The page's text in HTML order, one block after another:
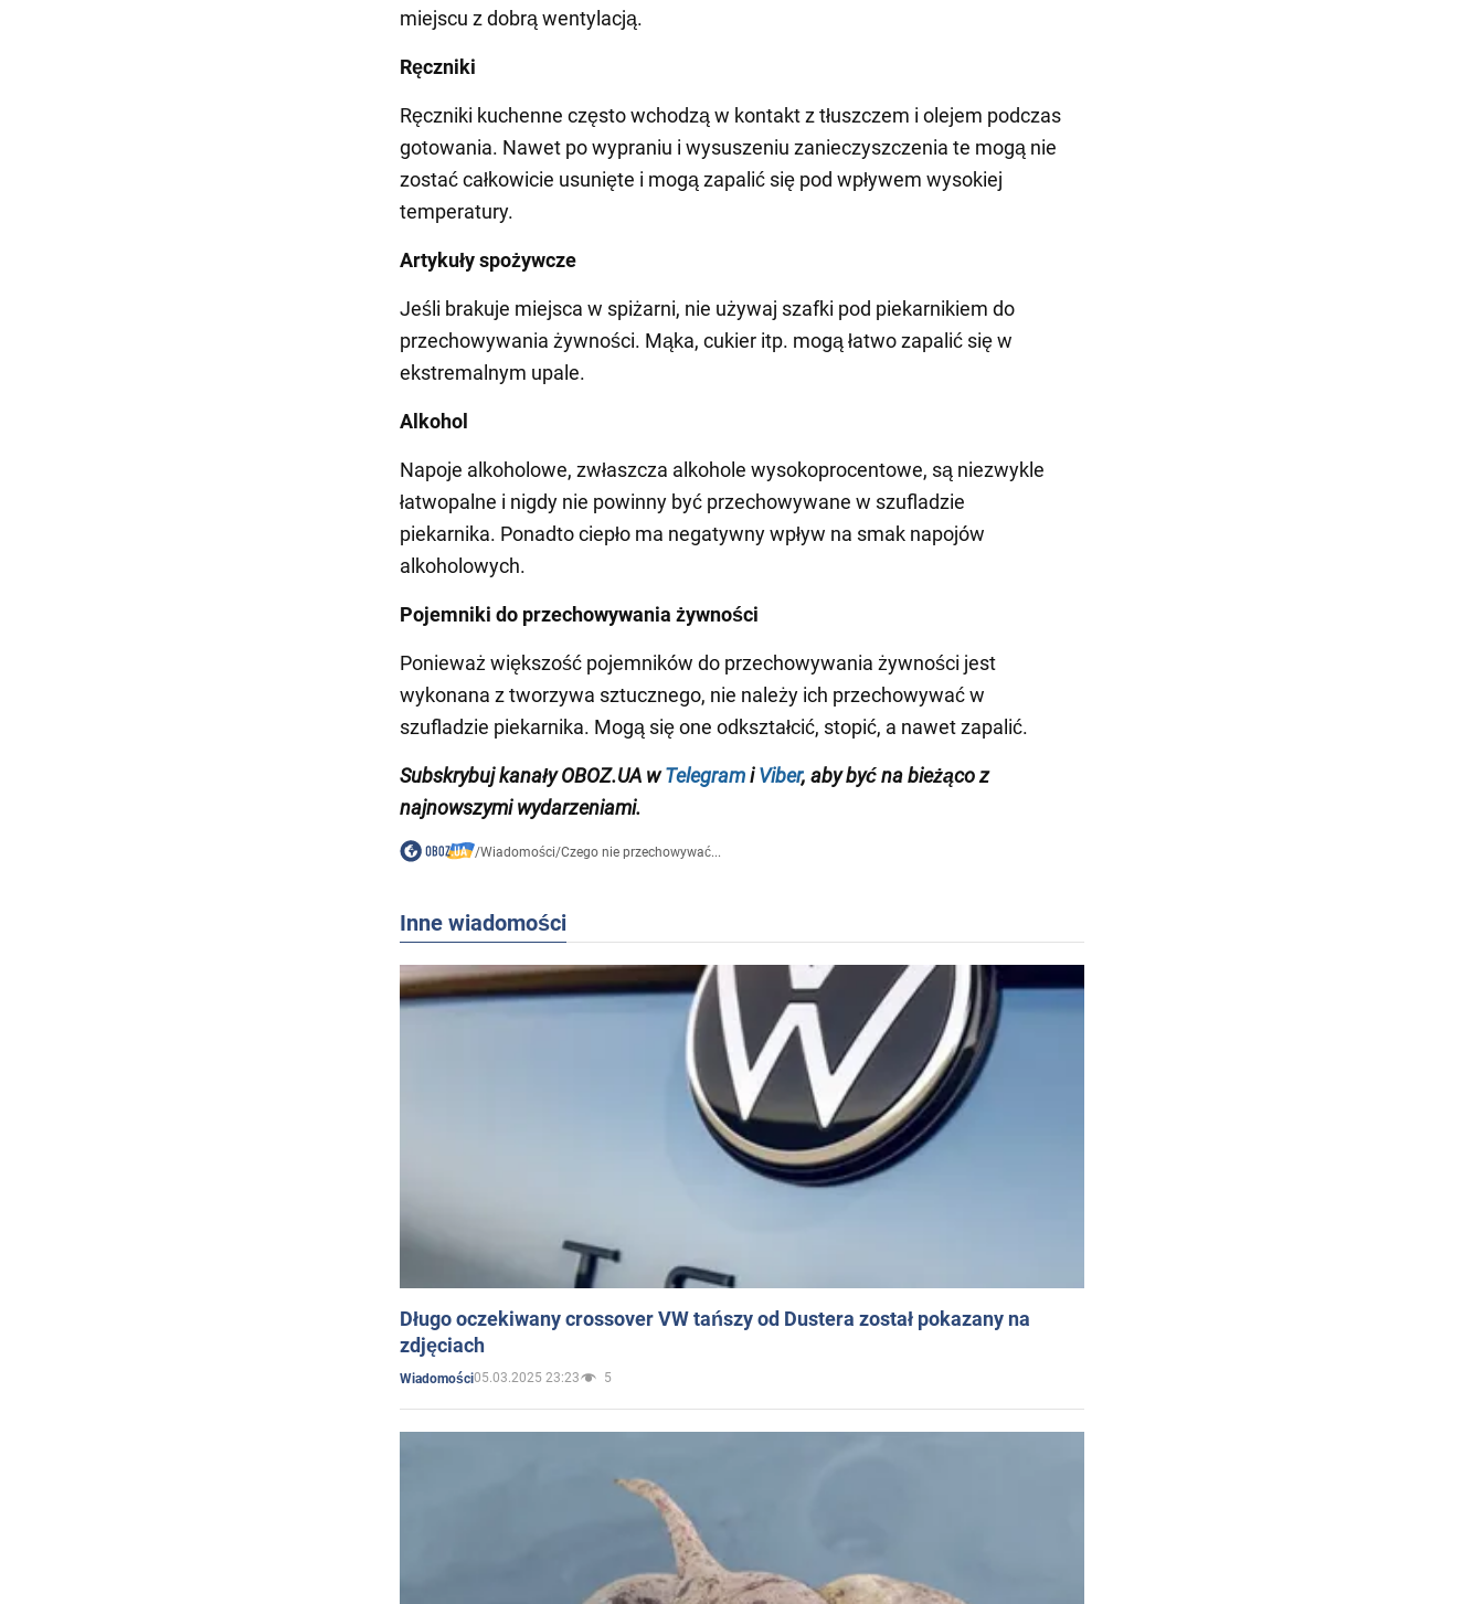
miejscu z dobrą wentylacją.
Ręczniki
Ręczniki kuchenne często wchodzą w kontakt z tłuszczem i olejem podczas
gotowania. Nawet po wypraniu i wysuszeniu zanieczyszczenia te mogą nie
zostać całkowicie usunięte i mogą zapalić się pod wpływem wysokiej
temperatury.
Artykuły spożywcze
Jeśli brakuje miejsca w spiżarni, nie używaj szafki pod piekarnikiem do
przechowywania żywności. Mąka, cukier itp. mogą łatwo zapalić się w
ekstremalnym upale.
Alkohol
Napoje alkoholowe, zwłaszcza alkohole wysokoprocentowe, są niezwykle
łatwopalne i nigdy nie powinny być przechowywane w szufladzie
piekarnika. Ponadto ciepło ma negatywny wpływ na smak napojów
alkoholowych.
Pojemniki do przechowywania żywności
Ponieważ większość pojemników do przechowywania żywności jest
wykonana z tworzywa sztucznego, nie należy ich przechowywać w
szufladzie piekarnika. Mogą się one odkształcić, stopić, a nawet zapalić.
Subskrybuj kanały OBOZ.UA wTelegramiViber, aby być na bieżąco z
najnowszymi wydarzeniami.
/Wiadomości/Czego nie przechowywać...
Inne wiadomości
Długo oczekiwany crossover VW tańszy od Dustera został pokazany na
zdjęciach
Wiadomości05.03.2025 23:23 5